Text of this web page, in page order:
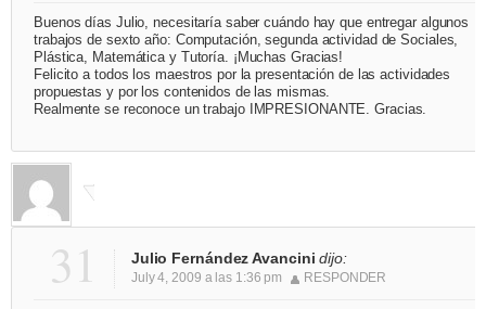
Buenos días Julio, necesitaría saber cuándo hay que entregar algunos
trabajos de sexto año: Computación, segunda actividad de Sociales,
Plástica, Matemática y Tutoría. ¡Muchas Gracias!
Felicito a todos los maestros por la presentación de las actividades
propuestas y por los contenidos de las mismas.
Realmente se reconoce un trabajo IMPRESIONANTE. Gracias.
31 Julio Fernández Avancini dijo:
July 4, 2009 a las 1:36 pm RESPONDER